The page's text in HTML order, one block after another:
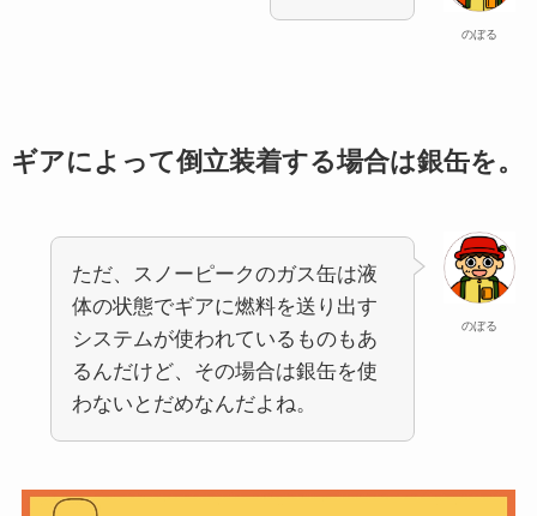
のぼる
ギアによって倒立装着する場合は銀缶を。
のぼる
ただ、スノーピークのガス缶は液
体の状態でギアに燃料を送り出す
システムが使われているものもあ
るんだけど、その場合は銀缶を使
わないとだめなんだよね。